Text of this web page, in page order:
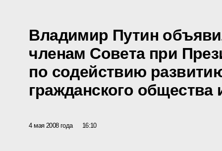
Владимир Путин
членам Совета при
по содействию
гражданского общества
4 мая 2008 года 16:10